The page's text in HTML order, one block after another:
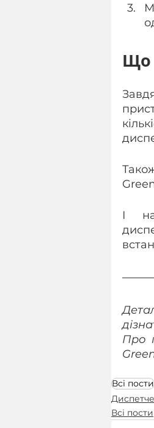
Що
І
Про
Всі пости
Всі пости